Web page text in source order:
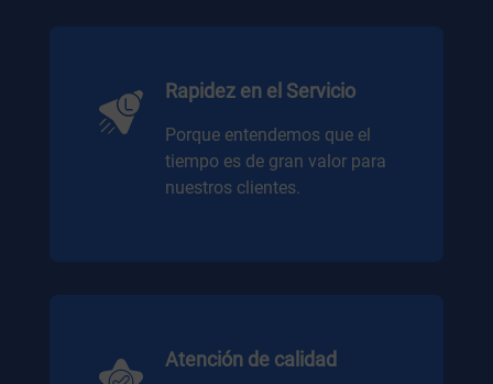
Rapidez en el Servicio
Porque entendemos que el
tiempo es de gran valor para
nuestros clientes.
Atención de calidad